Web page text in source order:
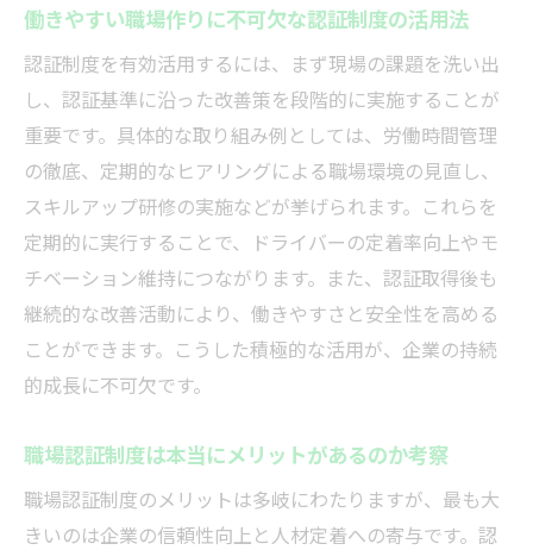
働きやすい職場作りに不可欠な認証制度の活用法
認証制度を有効活用するには、まず現場の課題を洗い出
し、認証基準に沿った改善策を段階的に実施することが
重要です。具体的な取り組み例としては、労働時間管理
の徹底、定期的なヒアリングによる職場環境の見直し、
スキルアップ研修の実施などが挙げられます。これらを
定期的に実行することで、ドライバーの定着率向上やモ
チベーション維持につながります。また、認証取得後も
継続的な改善活動により、働きやすさと安全性を高める
ことができます。こうした積極的な活用が、企業の持続
的成長に不可欠です。
職場認証制度は本当にメリットがあるのか考察
職場認証制度のメリットは多岐にわたりますが、最も大
きいのは企業の信頼性向上と人材定着への寄与です。認